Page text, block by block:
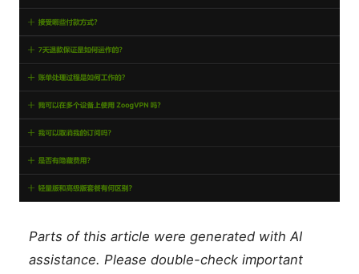
Parts of this article were generated with AI
assistance. Please double-check important